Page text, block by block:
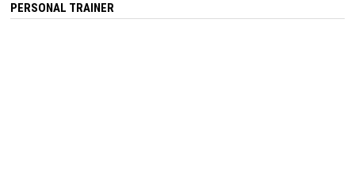
PERSONAL TRAINER